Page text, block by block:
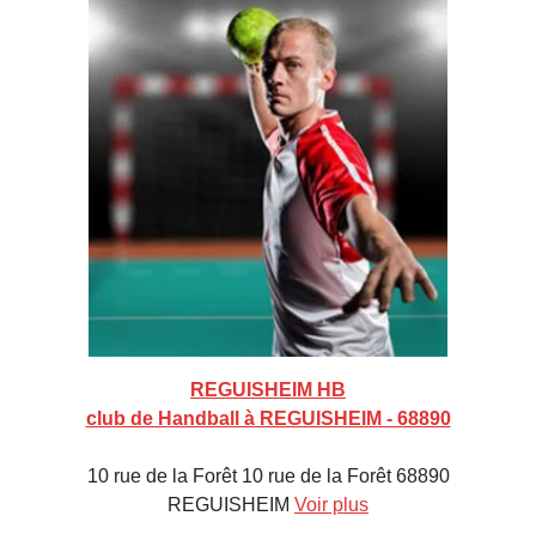
REGUISHEIM HB
club de Handball à REGUISHEIM - 68890
10 rue de la Forêt 10 rue de la Forêt 68890
REGUISHEIM Voir plus